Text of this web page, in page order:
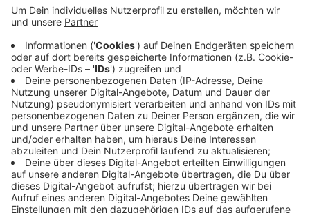
An dem Abend geht es auch um die wachsenden
Verunsicherungen in der Gesellschaft und darum,
warum Debatten in der Gesellschaft immer rauher und
unversöhnlicher geworden sind. Die Veranstaltung
beginnt um 19.30 Uhr. Zutritt haben nur Geimpfte und
Genesene mit einer Eintrittskarte.
Anzeige